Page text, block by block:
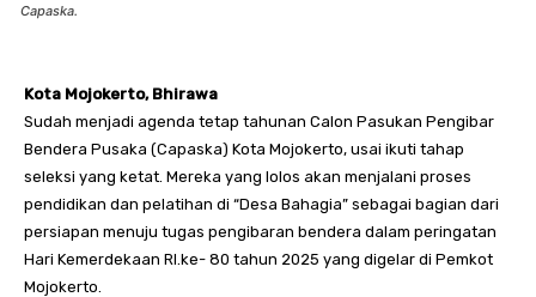
Capaska.
Kota Mojokerto, Bhirawa
Sudah menjadi agenda tetap tahunan Calon Pasukan Pengibar
Bendera Pusaka (Capaska) Kota Mojokerto, usai ikuti tahap
seleksi yang ketat. Mereka yang lolos akan menjalani proses
pendidikan dan pelatihan di “Desa Bahagia” sebagai bagian dari
persiapan menuju tugas pengibaran bendera dalam peringatan
Hari Kemerdekaan RI.ke- 80 tahun 2025 yang digelar di Pemkot
Mojokerto.